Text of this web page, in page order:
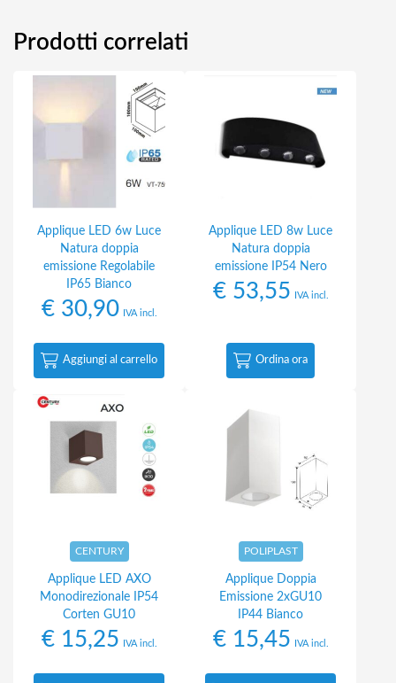
Prodotti correlati
Applique LED 6w Luce
Natura doppia
emissione Regolabile
IP65 Bianco
€30,90 IVA incl.
Aggiungi al carrello
Applique LED 8w Luce
Natura doppia
emissione IP54 Nero
€53,55 IVA incl.
Ordina ora
CENTURY
Applique LED AXO
Monodirezionale IP54
Corten GU10
€15,25 IVA incl.
POLIPLAST
Applique Doppia
Emissione 2xGU10
IP44 Bianco
€15,45 IVA incl.